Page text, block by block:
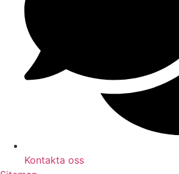
Kontakta oss